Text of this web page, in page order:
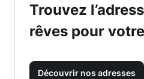
Trouvez
rêves pour
Découvrir nos adresses